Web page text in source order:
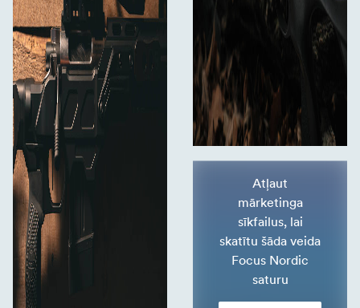
Atļaut
mārketinga
sīkfailus, lai
skatītu šāda veida
Focus Nordic
saturu